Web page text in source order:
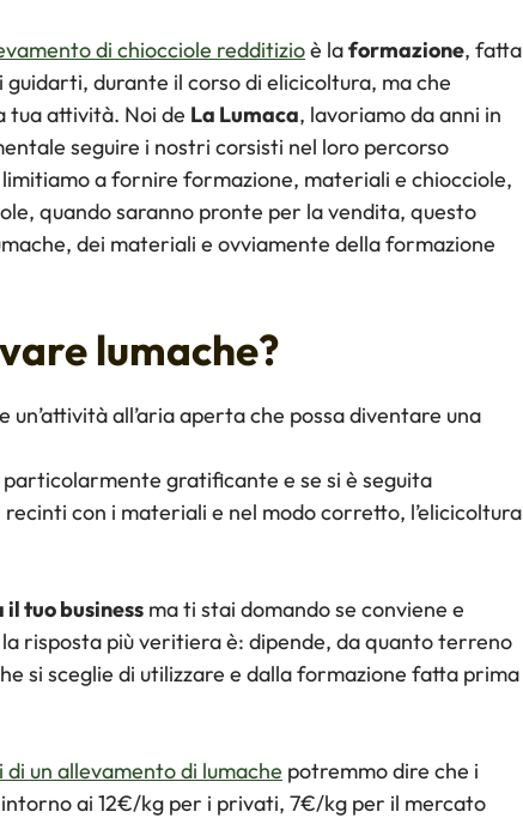
di chiocciole redditizioè laformazione, fatta
durante il corso di elicicoltura, ma che
tua attività. Noi de La Lumaca, lavoriamo da anni in
seguire i nostri corsisti nel loro percorso
a fornire formazione, materiali e chiocciole,
quando saranno pronte per la vendita, questo
dei materiali e ovviamente della formazione
lumache?
un’attività all’aria aperta che possa diventare una
particolarmente gratificante e se si è seguita
con i materiali e nel modo corretto, l’elicicoltura
tuo business ma ti stai domando se conviene e
risposta più veritiera è: dipende, da quanto terreno
si sceglie di utilizzare e dalla formazione fatta prima
di un allevamento di lumache potremmo dire che i
ai 12€/kg per i privati, 7€/kg per il mercato